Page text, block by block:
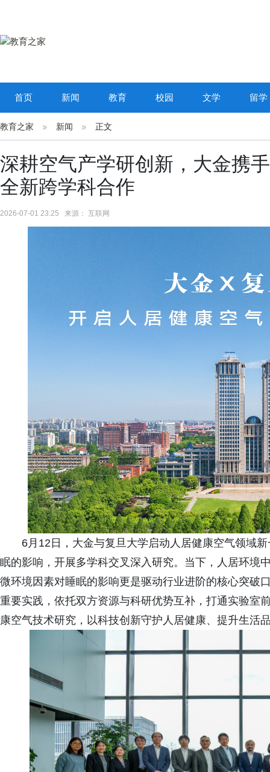
首页 新闻 教育 校园 文学 留学
教育之家 新闻 正文
深耕空气产学研创新，大金携
全新跨学科合作
2026-07-01 23:25 来源： 互联网
6月12日，大金与复旦大学启动人居健康空气领域
眠的影响，开展多学科交叉深入研究。当下，人居环境
微环境因素对睡眠的影响更是驱动行业进阶的核心突破
重要实践，依托双方资源与科研优势互补，打通实验室
康空气技术研究，以科技创新守护人居健康、提升生活